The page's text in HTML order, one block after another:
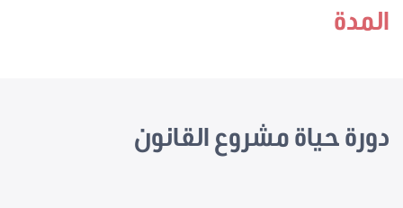
المدة
دورة حياة مشروع القانون